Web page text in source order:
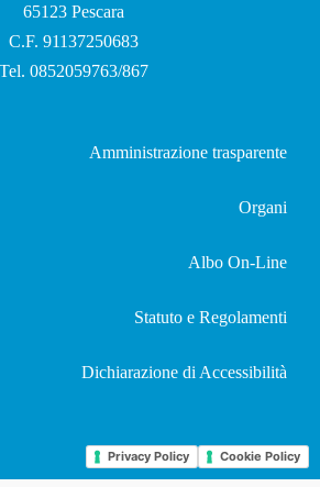
65123 Pescara
C.F. 91137250683
Tel. 0852059763/867
Amministrazione trasparente
Organi
Albo On-Line
Statuto e Regolamenti
Dichiarazione di Accessibilità
Privacy Policy Cookie Policy